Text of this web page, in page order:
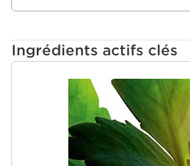
Ingrédients actifs clés
ALLER AU CONTENU